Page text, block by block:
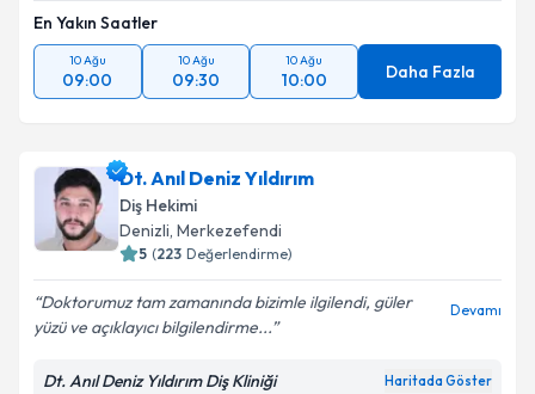
Takvim Talebini Gönder
En Yakın Saatler
10 Ağu
09:00
10 Ağu
09:30
10 Ağu
10:00 Daha Fazla
Dt. Anıl Deniz Yıldırım
Diş Hekimi
Denizli, Merkezefendi
5 (223 Değerlendirme)
Doktorumuz tam zamanında bizimle ilgilendi, güler
yüzü ve açıklayıcı bilgilendirme...
Devamı
Dt. Anıl Deniz Yıldırım Diş Kliniği Haritada Göster